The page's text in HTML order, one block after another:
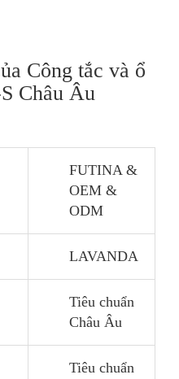
Công tắc và ổ
Châu Âu
FUTINA &
OEM &
ODM
LAVANDA
Tiêu chuẩn
Châu Âu
Tiêu chuẩn